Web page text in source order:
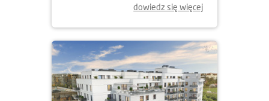
dowiedz się więcej